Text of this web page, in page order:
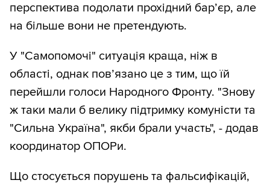
перспектива подолати прохідний бар’єр, але
на більше вони не претендують.
У "Самопомочі" ситуація краща, ніж в
області, однак пов’язано це з тим, що їй
перейшли голоси Народного Фронту. "Знову
ж таки мали б велику підтримку комуністи та
"Сильна Україна", якби брали участь", - додав
координатор ОПОРи.
Що стосується порушень та фальсифікацій,